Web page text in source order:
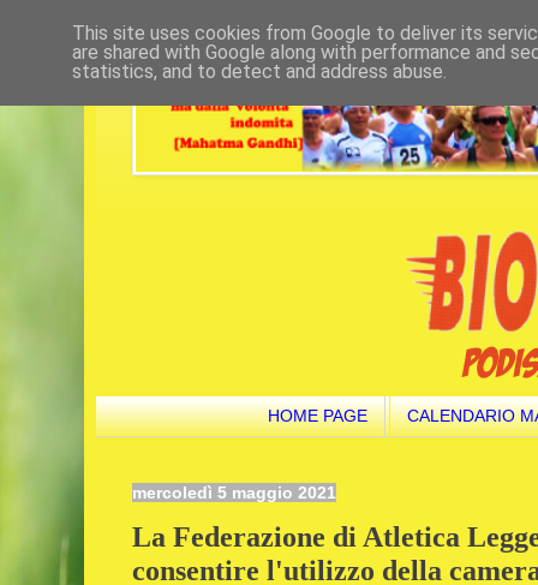
HOME PAGE CALENDARIO
mercoledì 5 maggio 2021
La Federazione di Atletica
consentire l'utilizzo della
This site uses cookies from Google to deliver its
are shared with Google along with performance and
statistics, and to detect and address abuse.